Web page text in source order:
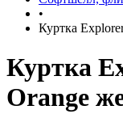
•
Куртка
Куртка
Orange